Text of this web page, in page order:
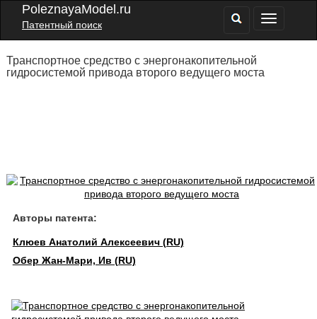
PoleznayaModel.ru
Патентный поиск
Транспортное средство с энергонакопительной
гидросистемой привода второго ведущего моста
Авторы патента:
Клюев Анатолий Алексеевич (RU)
Обер Жан-Мари, Ив (RU)